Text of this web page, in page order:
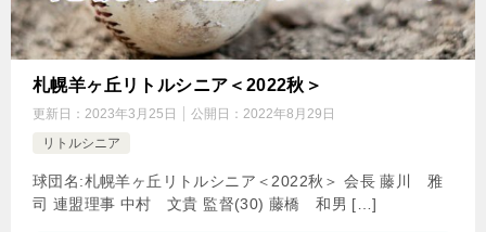
札幌羊ヶ丘リトルシニア＜2022秋＞
更新日： 2023年3月25日 公開日： 2022年8月29日
リトルシニア
球団名:札幌羊ヶ丘リトルシニア＜2022秋＞ 会長 藤川 雅
司 連盟理事 中村 文貴 監督(30) 藤橋 和男 […]